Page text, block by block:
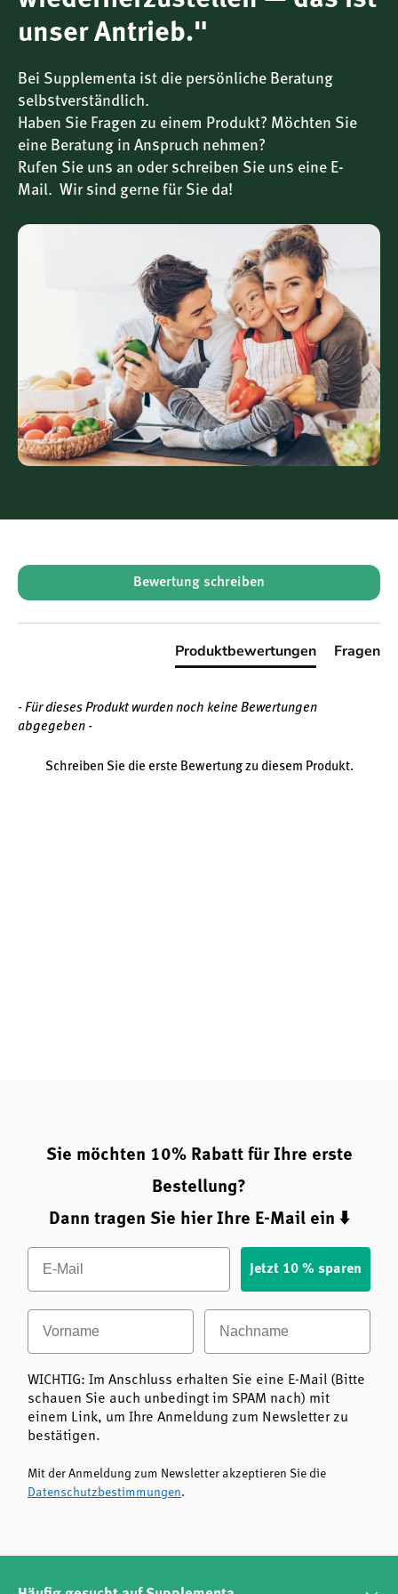
Für Personen, die pflanzlich gewonnenes Silizium
bevorzugen
Produkthighlights im Überblick
12 mg Silizium
pro Tagesportion (30 ml)
Organisches Silizium
aus pflanzlichen und
mineralischen Quellen
Biodynamisiert
– Hochdruckverfahren für hohe
Bioverfügbarkeit
1000 ml Flasche – für ca. 33 Tage
Frei von Konservierungsstoffen, vegan,
unser Antrieb."
Bei Supplementa ist die persönliche Beratung
selbstverständlich.
Haben Sie Fragen zu einem Produkt? Möchten Sie
eine Beratung in Anspruch nehmen?
Rufen Sie uns an oder schreiben Sie uns eine E-
Mail. Wir sind gerne für Sie da!
Bewertung schreiben
Produktbewertungen Fragen
- Für dieses Produkt wurden noch keine Bewertungen
abgegeben -
Schreiben Sie die erste Bewertung zu diesem Produkt.
New content loaded
Sie möchten 10% Rabatt für Ihre erste
Bestellung?
Dann tragen Sie hier Ihre E-Mail ein ⬇️
Email
Jetzt 10 % sparen
Vorname Nachname
WICHTIG: Im Anschluss erhalten Sie eine E-Mail (Bitte
schauen Sie auch unbedingt im SPAM nach) mit
einem Link, um Ihre Anmeldung zum Newsletter zu
bestätigen.
Mit der Anmeldung zum Newsletter akzeptieren Sie die
Datenschutzbestimmungen.